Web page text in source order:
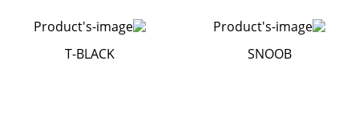
SNOOB
T-BLACK